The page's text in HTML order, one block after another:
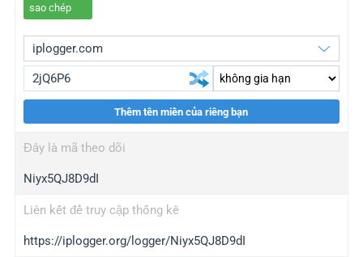
sao chép
wl.gl
ed.tc
bc.ax
iplogger.com
Thêm tên miền của riêng bạn
Đây là mã theo dõi
Niyx5QJ8D9dI
Liên kết để truy cập thống kê
https://iplogger.org/logger/Niyx5QJ8D9dI